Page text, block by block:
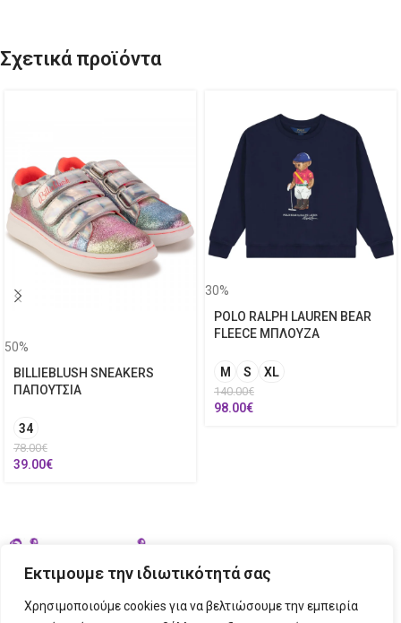
Εκτιμουμε την ιδιωτικότητά σας
Χρησιμοποιούμε cookies για να βελτιώσουμε την εμπειρία
Σχετικά προϊόντα
50%
BILLIEBLUSH SNEAKERS
ΠΑΠΟΥΤΣΙΑ
34
78.00€
39.00€
30%
POLO RALPH LAUREN BEAR
FLEECE ΜΠΛΟΥΖΑ
M S XL
140.00€
98.00€